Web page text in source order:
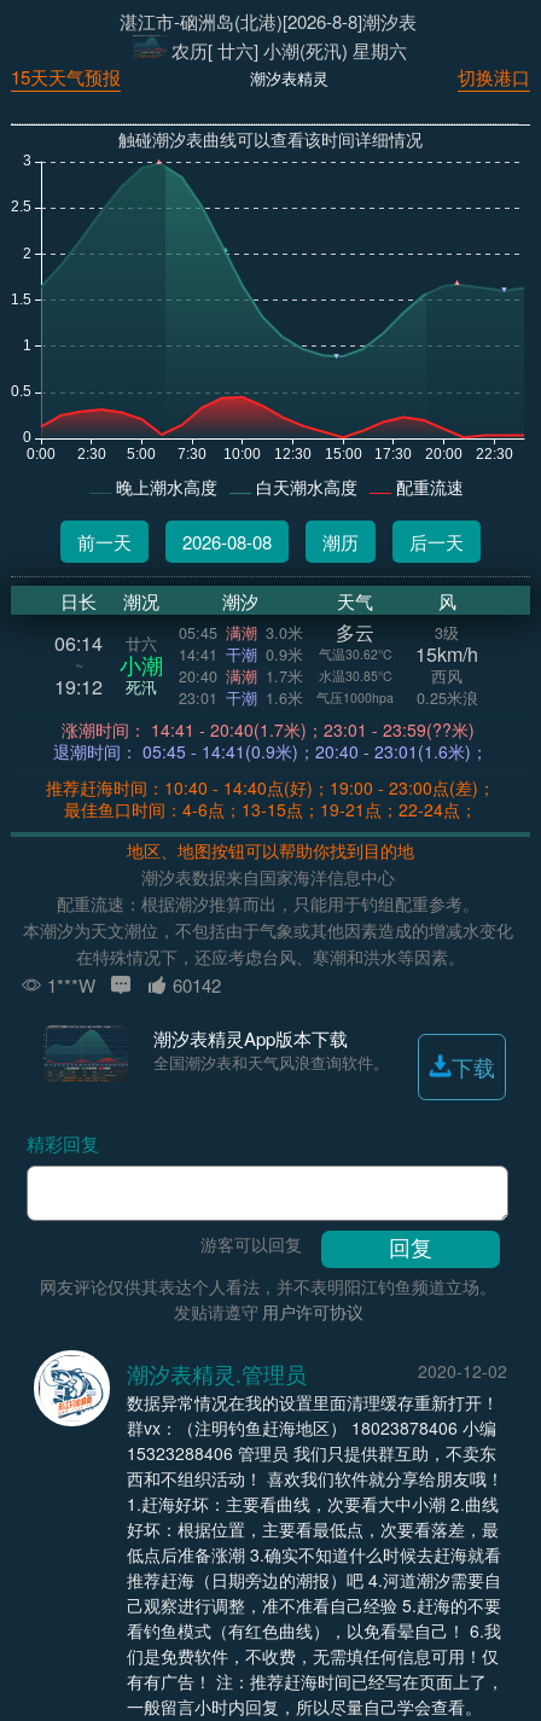
湛江市-硇洲岛(北港)[2026-8-8]潮汐表
农历[ 廿六] 小潮(死汛) 星期六
切换港口
潮汐表精灵
15天天气预报
触碰潮汐表曲线可以查看该时间详细情况
晚上潮水高度 白天潮水高度 配重流速
前一天 2026-08-08 潮历 后一天
日长 潮况 潮汐 天气 风
06:14
~
19:12
廿六
小潮
死汛
05:45 满潮 3.0米
14:41 干潮 0.9米
20:40 满潮 1.7米
23:01 干潮 1.6米
多云
气温30.62°C
水温30.85°C
气压1000hpa
3级
15km/h
西风
0.25米浪
涨潮时间： 14:41 - 20:40(1.7米)；23:01 - 23:59(??米)
退潮时间： 05:45 - 14:41(0.9米)；20:40 - 23:01(1.6米)；
推荐赶海时间：10:40 - 14:40点(好)；19:00 - 23:00点(差)；
最佳鱼口时间：4-6点；13-15点；19-21点；22-24点；
地区、地图按钮可以帮助你找到目的地
潮汐表数据来自国家海洋信息中心
配重流速：根据潮汐推算而出，只能用于钓组配重参考。
本潮汐为天文潮位，不包括由于气象或其他因素造成的增减水变化
在特殊情况下，还应考虑台风、寒潮和洪水等因素。
1***W 60142
潮汐表精灵App版本下载
全国潮汐表和天气风浪查询软件。 下载
精彩回复
游客可以回复
网友评论仅供其表达个人看法，并不表明阳江钓鱼频道立场。
发贴请遵守 用户许可协议
潮汐表精灵.管理员
2020-12-02
数据异常情况在我的设置里面清理缓存重新打开！
群vx：（注明钓鱼赶海地区） 18023878406 小编
15323288406 管理员 我们只提供群互助，不卖东
西和不组织活动！ 喜欢我们软件就分享给朋友哦！
1.赶海好坏：主要看曲线，次要看大中小潮 2.曲线
好坏：根据位置，主要看最低点，次要看落差，最
低点后准备涨潮 3.确实不知道什么时候去赶海就看
推荐赶海（日期旁边的潮报）吧 4.河道潮汐需要自
己观察进行调整，准不准看自己经验 5.赶海的不要
看钓鱼模式（有红色曲线），以免看晕自己！ 6.我
们是免费软件，不收费，无需填任何信息可用！仅
有有广告！ 注：推荐赶海时间已经写在页面上了，
一般留言小时内回复，所以尽量自己学会查看。